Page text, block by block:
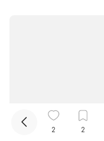
2 2